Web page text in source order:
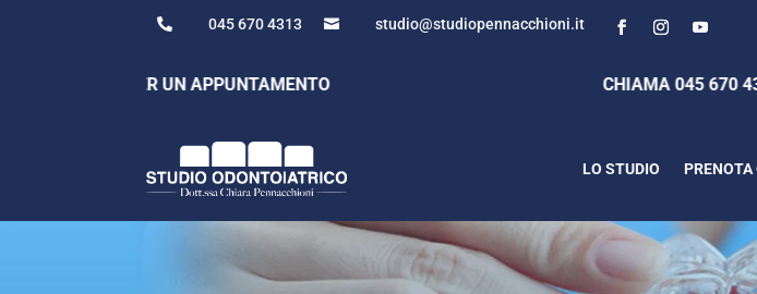
 045 670 4313  studio@studiopennacchioni.it
4313 PER UN APPUNTAMENTO CHIAMA 045 670 4313
LO STUDIO